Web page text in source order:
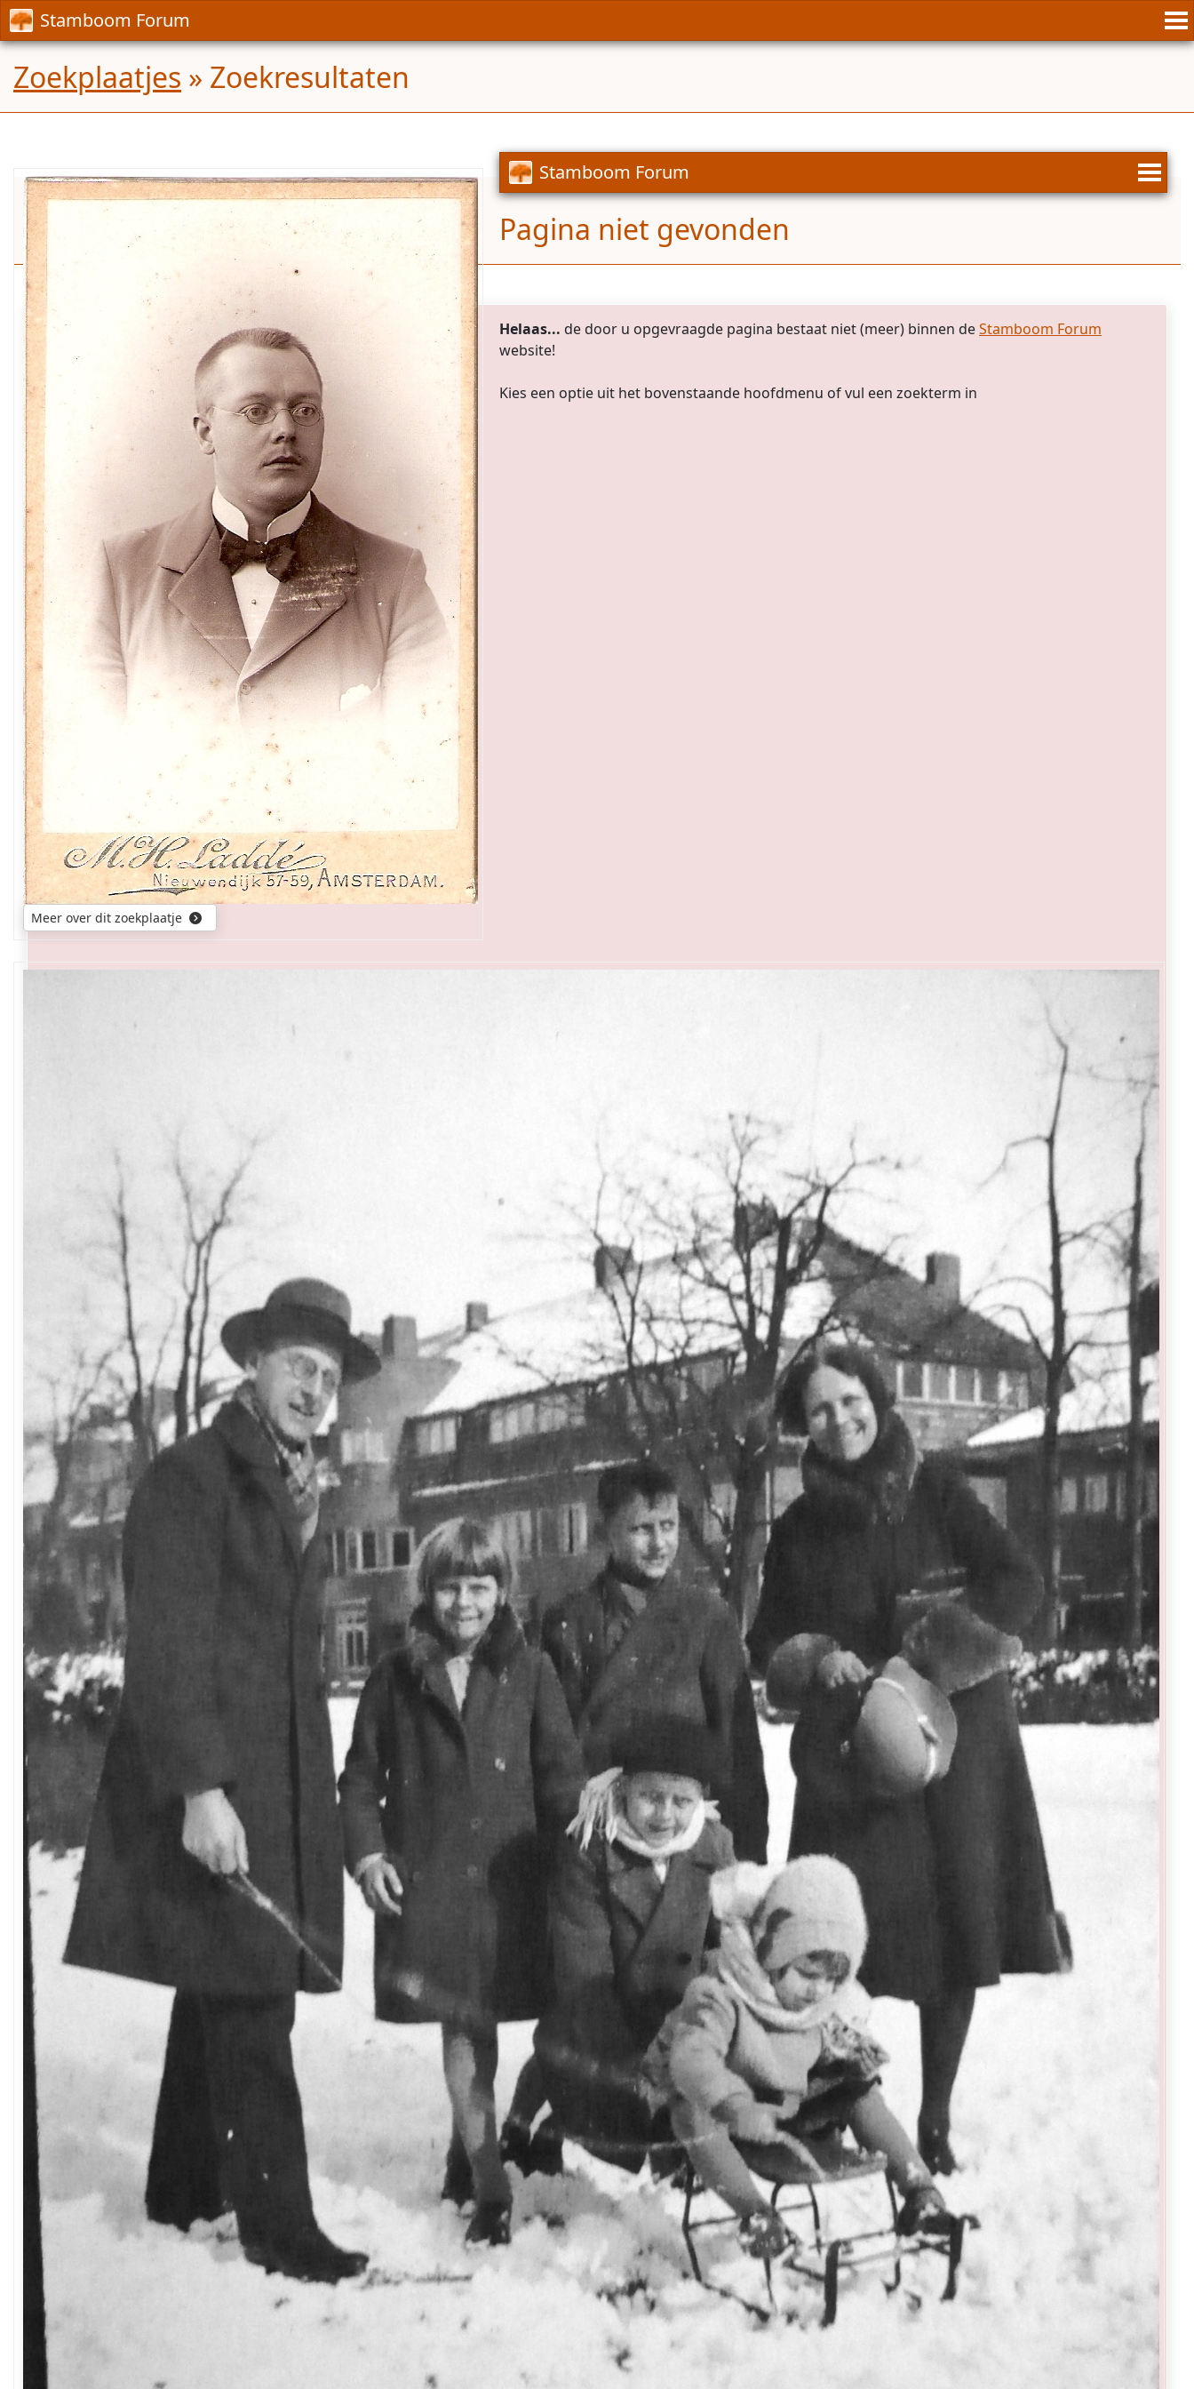
Stamboom Forum
Zoekplaatjes » Zoekresultaten
wie
is
hij?
Meer over dit zoekplaatje
Stamboom Forum
Pagina niet gevonden
Helaas... de door u opgevraagde pagina bestaat niet (meer) binnen deStamboom Forum
website!
Kies een optie uit het bovenstaande hoofdmenu of vul een zoekterm in